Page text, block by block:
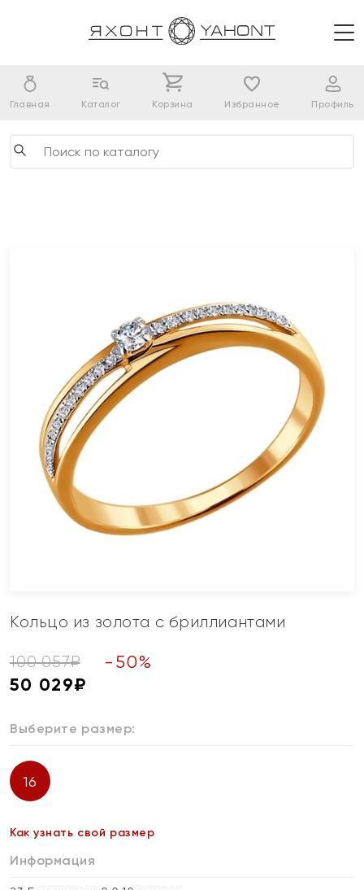
Главная Каталог Корзина Избранное Профиль
Кольцо из золота с бриллиантами
100 057₽ - 50%
50 029₽
Выберите размер:
16
Как узнать свой размер
Информация